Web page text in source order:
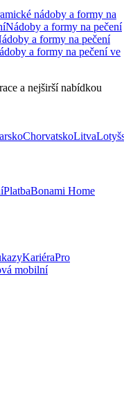
nádoby a formy na
Nádoby a formy na pečení
a formy na pečení
a formy na pečení ve
a nejširší nabídkou
ChorvatskoLitva
PlatbaBonami Home
KariéraPro
mobilní